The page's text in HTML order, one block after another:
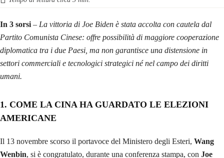
In 3 sorsi – La vittoria di Joe Biden è stata accolta con cautela dal
Partito Comunista Cinese: offre possibilità di maggiore cooperazione
diplomatica tra i due Paesi, ma non garantisce una distensione in
settori commerciali e tecnologici strategici né nel campo dei diritti
umani.
1. COME LA CINA HA GUARDATO LE ELEZIONI
AMERICANE
Il 13 novembre scorso il portavoce del Ministero degli Esteri, Wang
Wenbin, si è congratulato, durante una conferenza stampa, con Joe